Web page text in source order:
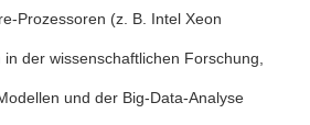
Prozessoren (z. B. Intel Xeon
der wissenschaftlichen Forschung,
und der Big-Data-Analyse